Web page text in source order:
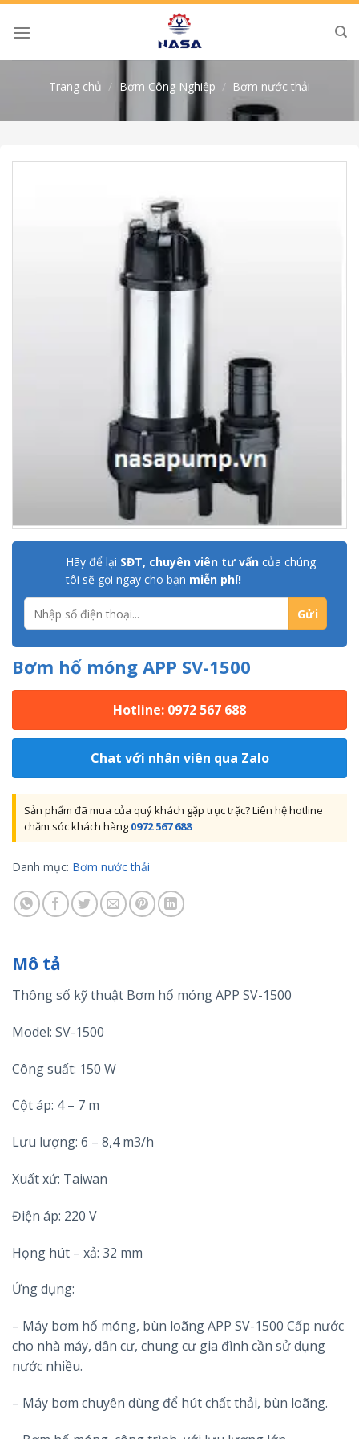
Skip
Trang chủ / Bơm Công Nghiệp / Bơm nước thải
Hãy để lại SĐT, chuyên viên tư vấn của chúng
tôi sẽ gọi ngay cho bạn miễn phí!
Bơm hố móng APP SV-1500
Hotline: 0972 567 688
Chat với nhân viên qua Zalo
Sản phẩm đã mua của quý khách gặp trục trặc? Liên hệ hotline
chăm sóc khách hàng 0972 567 688
Danh mục: Bơm nước thải
Mô tả
Thông số kỹ thuật Bơm hố móng APP SV-1500
Model: SV-1500
Công suất: 150 W
Cột áp: 4 – 7 m
Lưu lượng: 6 – 8,4 m3/h
Xuất xứ: Taiwan
Điện áp: 220 V
Họng hút – xả: 32 mm
Ứng dụng:
– Máy bơm hố móng, bùn loãng APP SV-1500 Cấp nước
cho nhà máy, dân cư, chung cư gia đình cần sử dụng
nước nhiều.
– Máy bơm chuyên dùng để hút chất thải, bùn loãng.